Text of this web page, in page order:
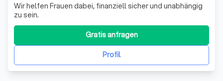
Wir helfen Frauen dabei, finanziell sicher und unabhängig
zu sein.
Profil
Gratis anfragen